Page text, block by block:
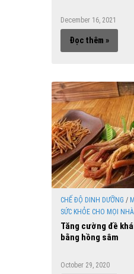
December 16, 2021
Đọc thêm »
CHẾ ĐỘ DINH DƯỠNG /
SỨC KHỎE CHO MỌI NHÀ
Tăng cường đề
bằng hồng sâm
October 29, 2020